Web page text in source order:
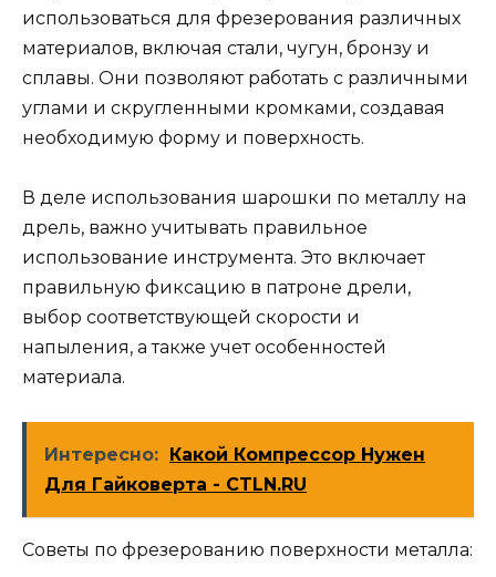
использоваться для фрезерования различных
материалов, включая стали, чугун, бронзу и
сплавы. Они позволяют работать с различными
углами и скругленными кромками, создавая
необходимую форму и поверхность.
В деле использования шарошки по металлу на
дрель, важно учитывать правильное
использование инструмента. Это включает
правильную фиксацию в патроне дрели,
выбор соответствующей скорости и
напыления, а также учет особенностей
материала.
Интересно: Какой Компрессор Нужен
Для Гайковерта - CTLN.RU
Советы по фрезерованию поверхности металла: